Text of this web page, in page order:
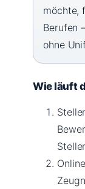
möchte,
Berufen
ohne
Wie läuft